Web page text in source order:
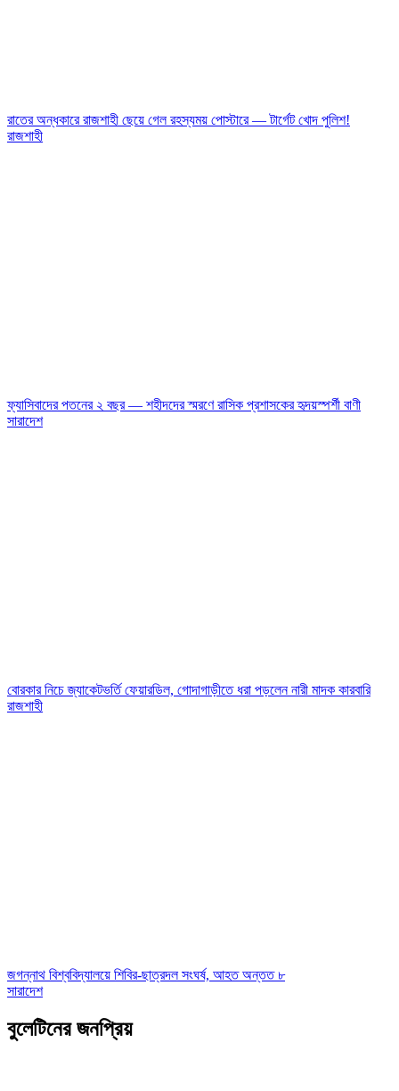
রাতের অন্ধকারে রাজশাহী ছেয়ে গেল রহস্যময় পোস্টারে — টার্গেট খোদ পুলিশ!
রাজশাহী
ফ্যাসিবাদের পতনের ২ বছর — শহীদদের স্মরণে রাসিক প্রশাসকের হৃদয়স্পর্শী বাণী
সারাদেশ
বোরকার নিচে জ্যাকেটভর্তি ফেয়ারডিল, গোদাগাড়ীতে ধরা পড়লেন নারী মাদক কারবারি
রাজশাহী
জগন্নাথ বিশ্ববিদ্যালয়ে শিবির-ছাত্রদল সংঘর্ষ, আহত অন্তত ৮
সারাদেশ
বুলেটিনের জনপ্রিয়